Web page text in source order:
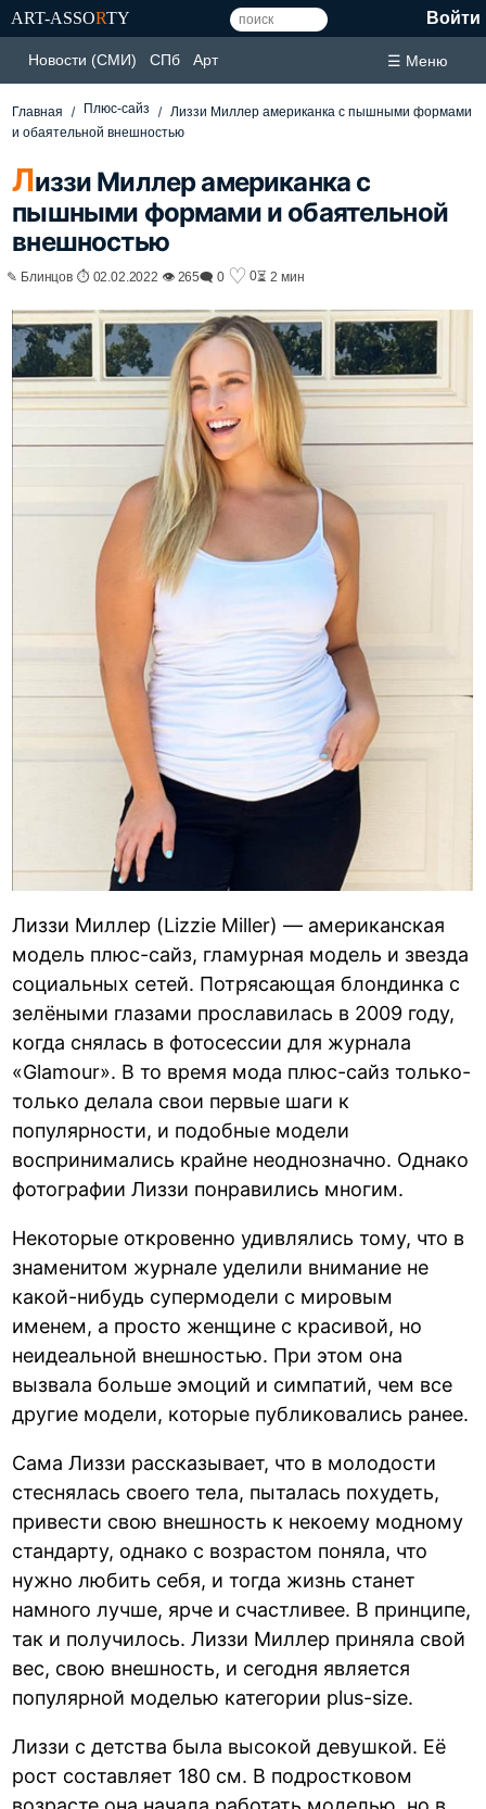
ART-ASSORTY Войти
Новости (СМИ) СПб Арт ☰ Меню
Главная Плюс-сайз
Лиззи Миллер американка с пышными формами
и обаятельной внешностью
Лиззи Миллер американка с
пышными формами и обаятельной
внешностью
✎ Блинцов ⏱ 02.02.2022 👁 265🗨 0 ♡ 0⏳ 2 мин
Лиззи Миллер (Lizzie Miller) — американская
модель плюс-сайз, гламурная модель и звезда
социальных сетей. Потрясающая блондинка с
зелёными глазами прославилась в 2009 году,
когда снялась в фотосессии для журнала
«Glamour». В то время мода плюс-сайз только-
только делала свои первые шаги к
популярности, и подобные модели
воспринимались крайне неоднозначно. Однако
фотографии Лиззи понравились многим.
Некоторые откровенно удивлялись тому, что в
знаменитом журнале уделили внимание не
какой-нибудь супермодели с мировым
именем, а просто женщине с красивой, но
неидеальной внешностью. При этом она
вызвала больше эмоций и симпатий, чем все
другие модели, которые публиковались ранее.
Сама Лиззи рассказывает, что в молодости
стеснялась своего тела, пыталась похудеть,
привести свою внешность к некоему модному
стандарту, однако с возрастом поняла, что
нужно любить себя, и тогда жизнь станет
намного лучше, ярче и счастливее. В принципе,
так и получилось. Лиззи Миллер приняла свой
вес, свою внешность, и сегодня является
популярной моделью категории plus-size.
Лиззи с детства была высокой девушкой. Её
рост составляет 180 см. В подростковом